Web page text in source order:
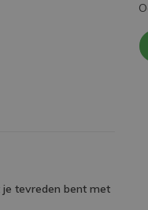
tevreden bent met